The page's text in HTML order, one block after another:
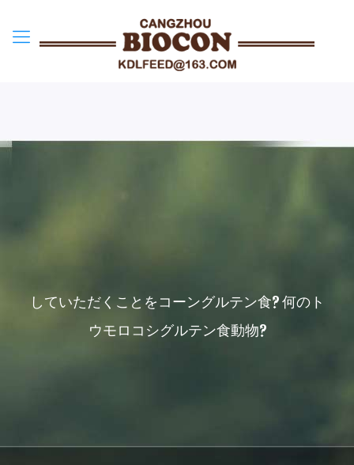
していただくことをコーングルテン食? 何のト
ウモロコシグルテン食動物?